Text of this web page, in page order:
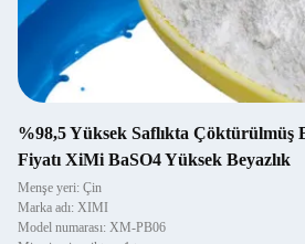
%98,5 Yüksek Saflıkta Çöktürülmüş
Fiyatı XiMi BaSO4 Yüksek Beyazlık
Menşe yeri: Çin
Marka adı: XIMI
Model numarası: XM-PB06